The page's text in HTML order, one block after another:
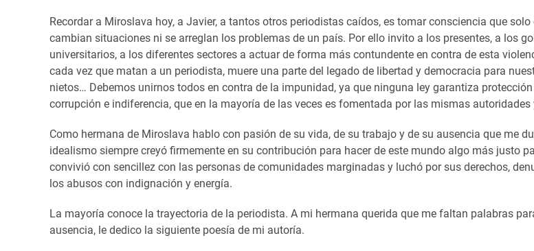
Recordar a Miroslava hoy, a Javier, a tantos otros periodistas caídos, es tomar consciencia que
cambian situaciones ni se arreglan los problemas de un país. Por ello invito a los presentes, a los
universitarios, a los diferentes sectores a actuar de forma más contundente en contra de esta
cada vez que matan a un periodista, muere una parte del legado de libertad y democracia para
nietos… Debemos unirnos todos en contra de la impunidad, ya que ninguna ley garantiza
corrupción e indiferencia, que en la mayoría de las veces es fomentada por las mismas autoridades
Como hermana de Miroslava hablo con pasión de su vida, de su trabajo y de su ausencia que me
idealismo siempre creyó firmemente en su contribución para hacer de este mundo algo más justo
convivió con sencillez con las personas de comunidades marginadas y luchó por sus derechos,
los abusos con indignación y energía.
La mayoría conoce la trayectoria de la periodista. A mi hermana querida que me faltan palabras
ausencia, le dedico la siguiente poesía de mi autoría.